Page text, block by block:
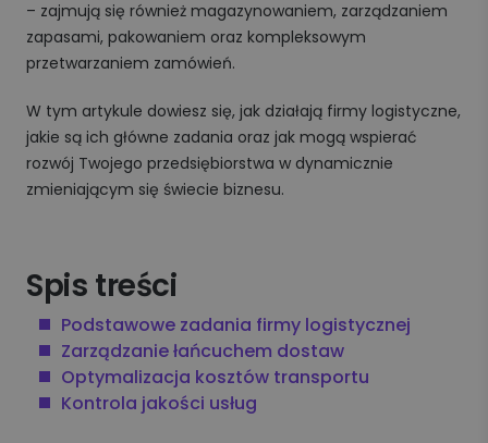
– zajmują się również magazynowaniem, zarządzaniem
zapasami, pakowaniem oraz kompleksowym
przetwarzaniem zamówień.
W tym artykule dowiesz się, jak działają firmy logistyczne,
jakie są ich główne zadania oraz jak mogą wspierać
rozwój Twojego przedsiębiorstwa w dynamicznie
zmieniającym się świecie biznesu.
Spis treści
Podstawowe zadania firmy logistycznej
Zarządzanie łańcuchem dostaw
Optymalizacja kosztów transportu
Kontrola jakości usług